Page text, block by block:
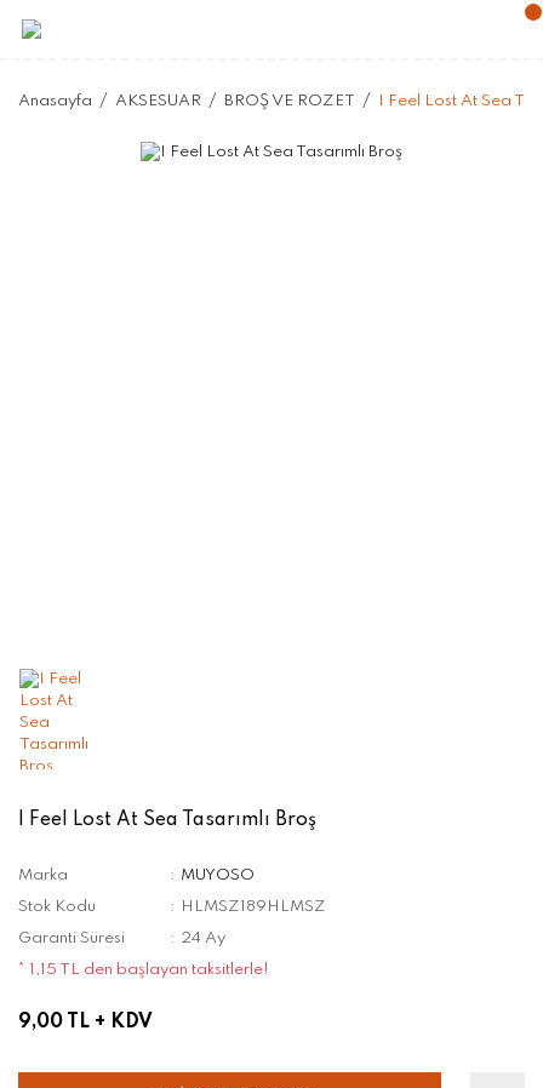
Anasayfa AKSESUAR BROŞ VE ROZET I Feel Lost At Sea
I Feel Lost At Sea Tasarımlı Broş
Marka
MUYOSO
Stok Kodu
HLMSZ189HLMSZ
Garanti Süresi
24 Ay
* 1,15 TL den başlayan taksitlerle!
9,00 TL + KDV